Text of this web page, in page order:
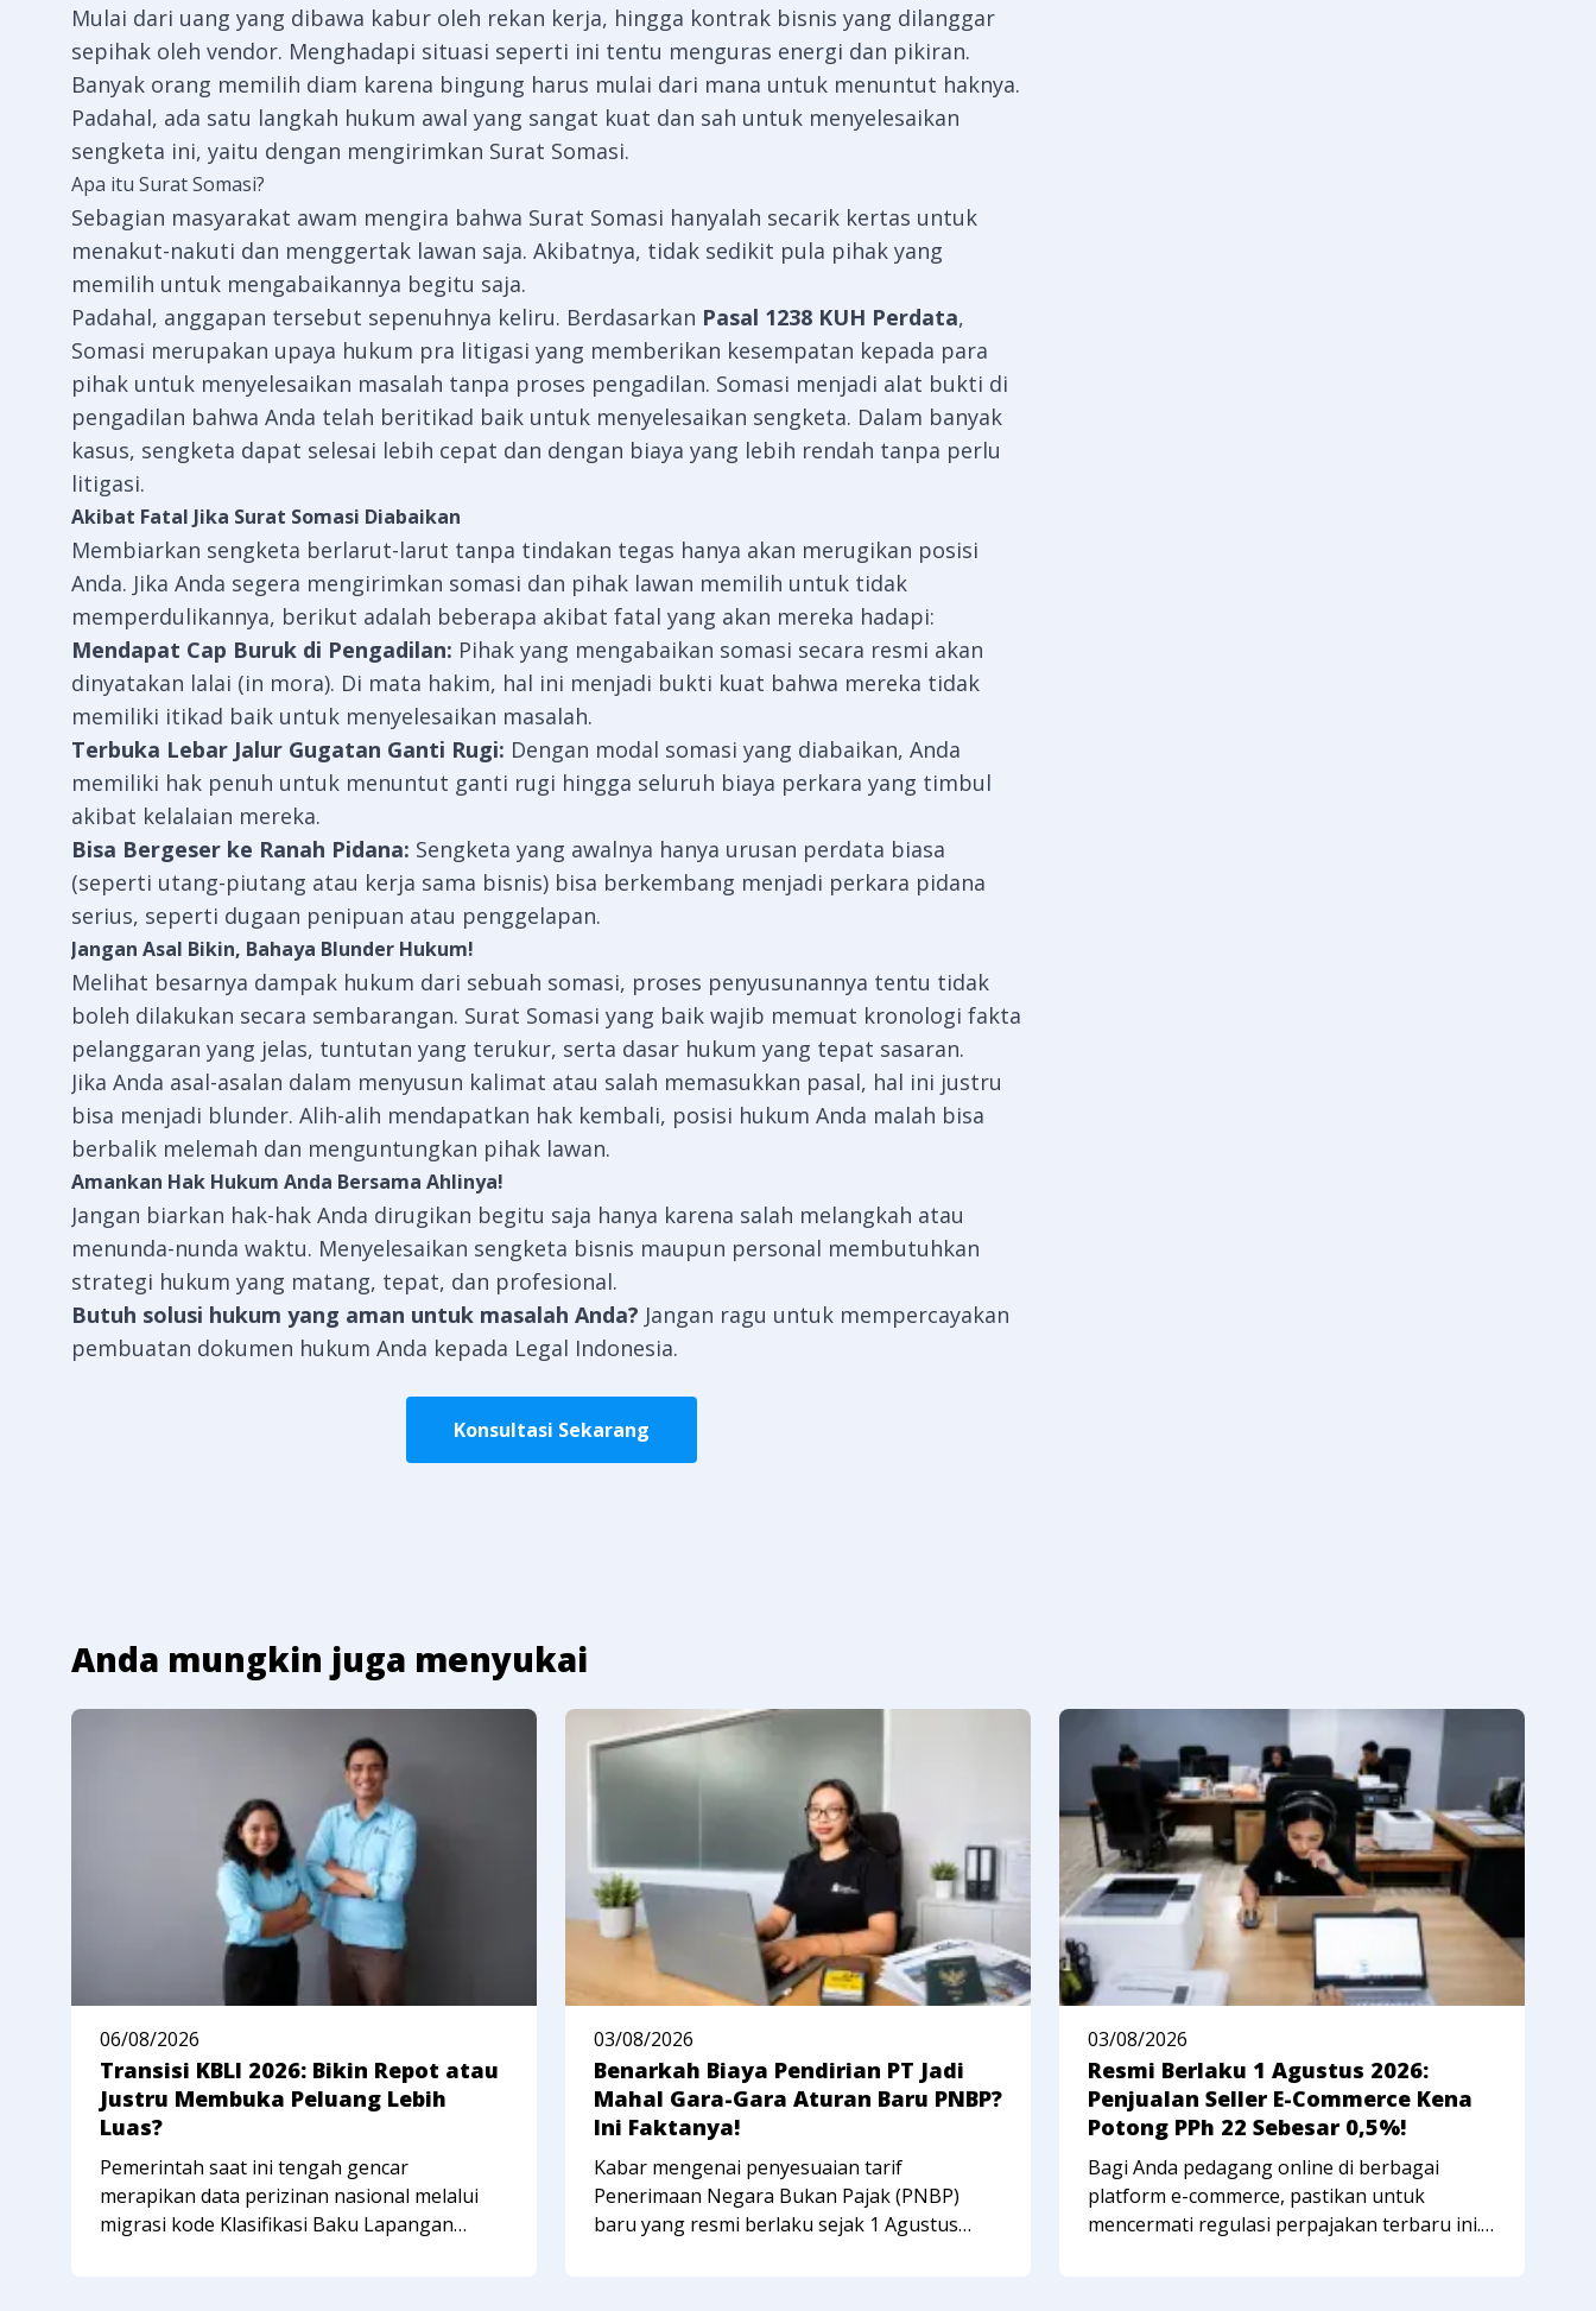
Mulai dari uang yang dibawa kabur oleh rekan kerja, hingga kontrak bisnis yang dilanggar
sepihak oleh vendor. Menghadapi situasi seperti ini tentu menguras energi dan pikiran.
Banyak orang memilih diam karena bingung harus mulai dari mana untuk menuntut haknya.
Padahal, ada satu langkah hukum awal yang sangat kuat dan sah untuk menyelesaikan
sengketa ini, yaitu dengan mengirimkan Surat Somasi.
Apa itu Surat Somasi?
Sebagian masyarakat awam mengira bahwa Surat Somasi hanyalah secarik kertas untuk
menakut-nakuti dan menggertak lawan saja. Akibatnya, tidak sedikit pula pihak yang
memilih untuk mengabaikannya begitu saja.
Padahal, anggapan tersebut sepenuhnya keliru. Berdasarkan Pasal 1238 KUH Perdata,
Somasi merupakan upaya hukum pra litigasi yang memberikan kesempatan kepada para
pihak untuk menyelesaikan masalah tanpa proses pengadilan. Somasi menjadi alat bukti di
pengadilan bahwa Anda telah beritikad baik untuk menyelesaikan sengketa. Dalam banyak
kasus, sengketa dapat selesai lebih cepat dan dengan biaya yang lebih rendah tanpa perlu
litigasi.
Akibat Fatal Jika Surat Somasi Diabaikan
Membiarkan sengketa berlarut-larut tanpa tindakan tegas hanya akan merugikan posisi
Anda. Jika Anda segera mengirimkan somasi dan pihak lawan memilih untuk tidak
memperdulikannya, berikut adalah beberapa akibat fatal yang akan mereka hadapi:
Mendapat Cap Buruk di Pengadilan: Pihak yang mengabaikan somasi secara resmi akan
dinyatakan lalai (in mora). Di mata hakim, hal ini menjadi bukti kuat bahwa mereka tidak
memiliki itikad baik untuk menyelesaikan masalah.
Terbuka Lebar Jalur Gugatan Ganti Rugi: Dengan modal somasi yang diabaikan, Anda
memiliki hak penuh untuk menuntut ganti rugi hingga seluruh biaya perkara yang timbul
akibat kelalaian mereka.
Bisa Bergeser ke Ranah Pidana: Sengketa yang awalnya hanya urusan perdata biasa
(seperti utang-piutang atau kerja sama bisnis) bisa berkembang menjadi perkara pidana
serius, seperti dugaan penipuan atau penggelapan.
Jangan Asal Bikin, Bahaya Blunder Hukum!
Melihat besarnya dampak hukum dari sebuah somasi, proses penyusunannya tentu tidak
boleh dilakukan secara sembarangan. Surat Somasi yang baik wajib memuat kronologi fakta
pelanggaran yang jelas, tuntutan yang terukur, serta dasar hukum yang tepat sasaran.
Jika Anda asal-asalan dalam menyusun kalimat atau salah memasukkan pasal, hal ini justru
bisa menjadi blunder. Alih-alih mendapatkan hak kembali, posisi hukum Anda malah bisa
berbalik melemah dan menguntungkan pihak lawan.
Amankan Hak Hukum Anda Bersama Ahlinya!
Jangan biarkan hak-hak Anda dirugikan begitu saja hanya karena salah melangkah atau
menunda-nunda waktu. Menyelesaikan sengketa bisnis maupun personal membutuhkan
strategi hukum yang matang, tepat, dan profesional.
Butuh solusi hukum yang aman untuk masalah Anda? Jangan ragu untuk mempercayakan
pembuatan dokumen hukum Anda kepada Legal Indonesia.
Konsultasi Sekarang
Anda mungkin juga menyukai
06/08/2026
Transisi KBLI 2026: Bikin Repot atau
Justru Membuka Peluang Lebih
Luas?
Pemerintah saat ini tengah gencar
merapikan data perizinan nasional melalui
migrasi kode Klasifikasi Baku Lapangan
03/08/2026
Benarkah Biaya Pendirian PT Jadi
Mahal Gara-Gara Aturan Baru PNBP?
Ini Faktanya!
Kabar mengenai penyesuaian tarif
Penerimaan Negara Bukan Pajak (PNBP)
baru yang resmi berlaku sejak 1 Agustus
03/08/2026
Resmi Berlaku 1 Agustus 2026:
Penjualan Seller E-Commerce Kena
Potong PPh 22 Sebesar 0,5%!
Bagi Anda pedagang online di berbagai
platform e-commerce, pastikan untuk
mencermati regulasi perpajakan terbaru ini.